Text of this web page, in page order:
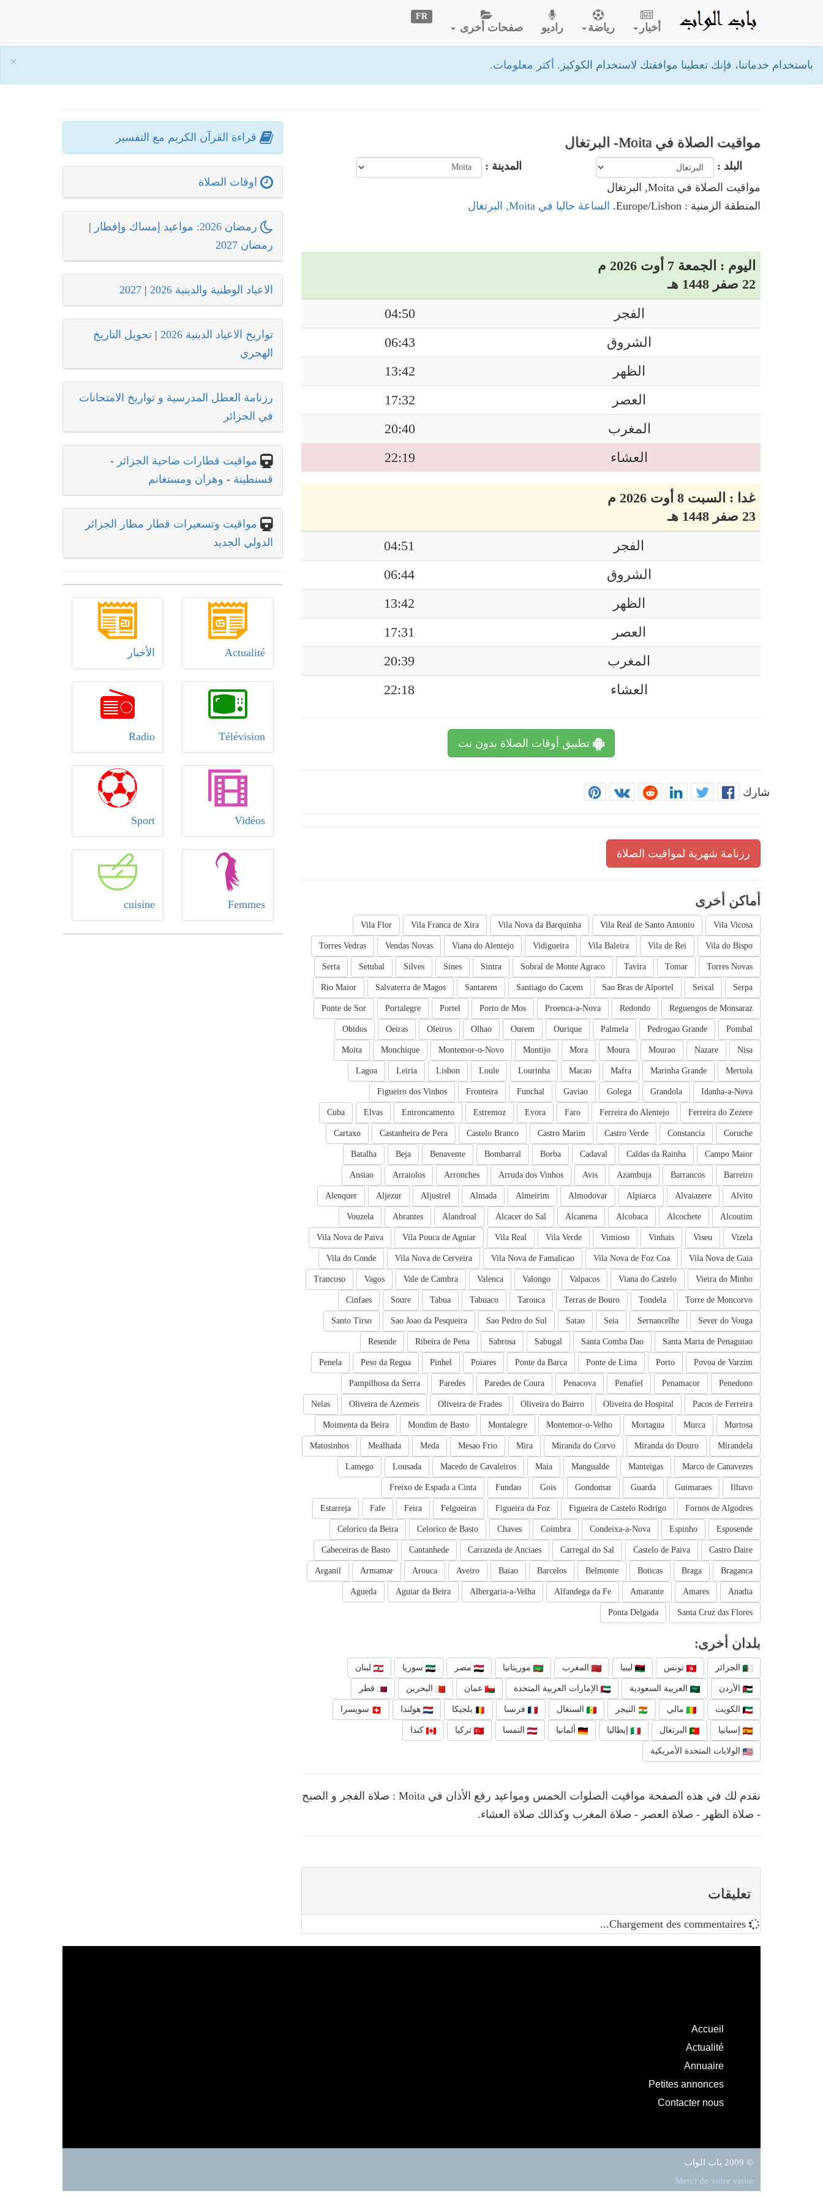
× باستخدام خدماتنا، فإنك تعطينا موافقتك لاستخدام الكوكيز. أكثر معلومات.
أخبار رياضة راديو صفحات أخرى
FR
مواقيت الصلاة في Moita- البرتغال
البلد :
المدينة :
مواقيت الصلاة في Moita, البرتغال
المنطقة الزمنية : Europe/Lisbon.
الساعة حاليا في Moita, البرتغال
اليوم : الجمعة 7 أوت 2026 م
22 صفر 1448 هـ
الفجر
04:50
الشروق
06:43
الظهر
13:42
العصر
17:32
المغرب
20:40
العشاء
22:19
غدا : السبت 8 أوت 2026 م
23 صفر 1448 هـ
الفجر
04:51
الشروق
06:44
الظهر
13:42
العصر
17:31
المغرب
20:39
العشاء
22:18
تطبيق أوقات الصلاة بدون نت
شارك
رزنامة شهرية لمواقيت الصلاة
أماكن أخرى
Vila Vicosa
Vila Real de Santo Antonio
Vila Nova da Barquinha
Vila Franca de Xira
Vila Flor
Vila do Bispo
Vila de Rei
Vila Baleira
Vidigueira
Viana do Alentejo
Vendas Novas
Torres Vedras
Torres Novas
Tomar
Tavira
Sobral de Monte Agraco
Sintra
Sines
Silves
Setubal
Serta
Serpa
Seixal
Sao Bras de Alportel
Santiago do Cacem
Santarem
Salvaterra de Magos
Rio Maior
Reguengos de Monsaraz
Redondo
Proenca-a-Nova
Porto de Mos
Portel
Portalegre
Ponte de Sor
Pombal
Pedrogao Grande
Palmela
Ourique
Ourem
Olhao
Oleiros
Oeiras
Obidos
Nisa
Nazare
Mourao
Moura
Mora
Montijo
Montemor-o-Novo
Monchique
Moita
Mertola
Marinha Grande
Mafra
Macao
Lourinha
Loule
Lisbon
Leiria
Lagoa
Idanha-a-Nova
Grandola
Golega
Gaviao
Funchal
Fronteira
Figueiro dos Vinhos
Ferreira do Zezere
Ferreira do Alentejo
Faro
Evora
Estremoz
Entroncamento
Elvas
Cuba
Coruche
Constancia
Castro Verde
Castro Marim
Castelo Branco
Castanheira de Pera
Cartaxo
Campo Maior
Caldas da Rainha
Cadaval
Borba
Bombarral
Benavente
Beja
Batalha
Barreiro
Barrancos
Azambuja
Avis
Arruda dos Vinhos
Arronches
Arraiolos
Ansiao
Alvito
Alvaiazere
Alpiarca
Almodovar
Almeirim
Almada
Aljustrel
Aljezur
Alenquer
Alcoutim
Alcochete
Alcobaca
Alcanena
Alcacer do Sal
Alandroal
Abrantes
Vouzela
Vizela
Viseu
Vinhais
Vimioso
Vila Verde
Vila Real
Vila Pouca de Aguiar
Vila Nova de Paiva
Vila Nova de Gaia
Vila Nova de Foz Coa
Vila Nova de Famalicao
Vila Nova de Cerveira
Vila do Conde
Vieira do Minho
Viana do Castelo
Valpacos
Valongo
Valenca
Vale de Cambra
Vagos
Trancoso
Torre de Moncorvo
Tondela
Terras de Bouro
Tarouca
Tabuaco
Tabua
Soure
Cinfaes
Sever do Vouga
Sernancelhe
Seia
Satao
Sao Pedro do Sul
Sao Joao da Pesqueira
Santo Tirso
Santa Marta de Penaguiao
Santa Comba Dao
Sabugal
Sabrosa
Ribeira de Pena
Resende
Povoa de Varzim
Porto
Ponte de Lima
Ponte da Barca
Poiares
Pinhel
Peso da Regua
Penela
Penedono
Penamacor
Penafiel
Penacova
Paredes de Coura
Paredes
Pampilhosa da Serra
Pacos de Ferreira
Oliveira do Hospital
Oliveira do Bairro
Oliveira de Frades
Oliveira de Azemeis
Nelas
Murtosa
Murca
Mortagua
Montemor-o-Velho
Montalegre
Mondim de Basto
Moimenta da Beira
Mirandela
Miranda do Douro
Miranda do Corvo
Mira
Mesao Frio
Meda
Mealhada
Matosinhos
Marco de Canavezes
Manteigas
Mangualde
Maia
Macedo de Cavaleiros
Lousada
Lamego
Ilhavo
Guimaraes
Guarda
Gondomar
Gois
Fundao
Freixo de Espada a Cinta
Fornos de Algodres
Figueira de Castelo Rodrigo
Figueira da Foz
Felgueiras
Feira
Fafe
Estarreja
Esposende
Espinho
Condeixa-a-Nova
Coimbra
Chaves
Celorico de Basto
Celorico da Beira
Castro Daire
Castelo de Paiva
Carregal do Sal
Carrazeda de Anciaes
Cantanhede
Cabeceiras de Basto
Braganca
Braga
Boticas
Belmonte
Barcelos
Baiao
Aveiro
Arouca
Armamar
Arganil
Anadia
Amares
Amarante
Alfandega da Fe
Albergaria-a-Velha
Aguiar da Beira
Agueda
Santa Cruz das Flores
Ponta Delgada
بلدان أخرى:
الجزائر تونس ليبيا المغرب موريتانيا مصر سوريا لبنان
الأردن العربية السعودية الإمارات العربية المتحدة عمان البحرين قطر
الكويت مالي النيجر السنغال فرنسا بلجيكا هولندا سويسرا
إسبانيا البرتغال إيطاليا ألمانيا النمسا تركيا كندا
الولايات المتحدة الأمريكية
نقدم لك في هذه الصفحة مواقيت الصلوات الخمس ومواعيد رفع الأذان في Moita : صلاة الفجر و الصبح
- صلاة الظهر - صلاة العصر - صلاة المغرب وكذالك صلاة العشاء.
تعليقات
Chargement des commentaires...
قراءة القرآن الكريم مع التفسير
اوقات الصلاة
رمضان 2026: مواعيد إمساك وإفطار
|
رمضان 2027
الاعياد الوطنية والدينية 2026 |
2027
تواريخ الاعياد الدينية 2026 | تحويل التاريخ
الهجري
رزنامة العطل المدرسية و تواريخ الامتحانات
في الجزائر
مواقيت قطارات ضاحية الجزائر -
قسنطينة - وهران ومستغانم
مواقيت وتسعيرات قطار مطار الجزائر
الدولي الجديد
Actualité الأخبار
Télévision
Radio
Vidéos
Sport
Femmes
cuisine
Accueil
Actualité
Annuaire
Petites annonces
Contacter nous
© 2009 باب الواب
Merci de votre visite